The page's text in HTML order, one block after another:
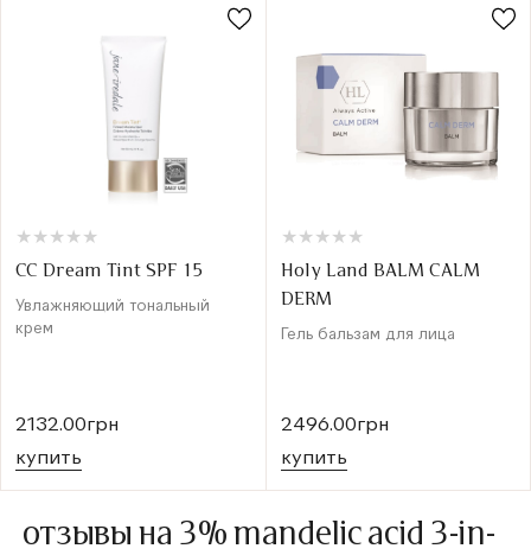
★
★ ★
★ ★
★ ★
★ ★
★
CC Dream Tint SPF 15
Увлажняющий тональный
крем
2132.00грн
купить
★
★ ★
★ ★
★ ★
★ ★
★
Holy Land BALM CALM
DERM
Гель бальзам для лица
2496.00грн
купить
отзывы на 3% mandelic acid 3-in-